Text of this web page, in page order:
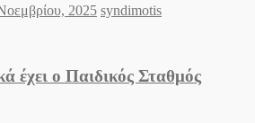
2025 Author
syndimotis
έχει ο Παιδικός Σταθμός